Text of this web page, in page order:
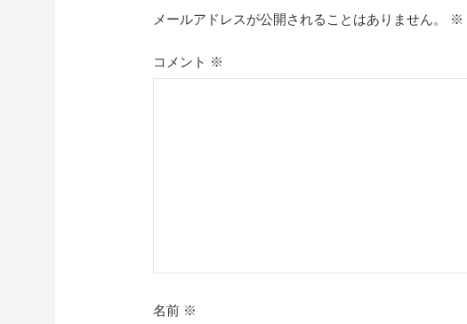
ー
シ
メールアドレスが公開されることはありません。 ※
コメント ※
名前 ※